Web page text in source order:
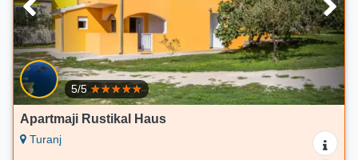
5/5
Apartmaji Rustikal Haus
Turanj